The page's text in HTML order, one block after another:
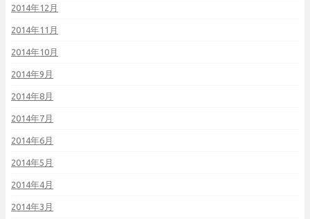
2014年12月
2014年11月
2014年10月
2014年9月
2014年8月
2014年7月
2014年6月
2014年5月
2014年4月
2014年3月